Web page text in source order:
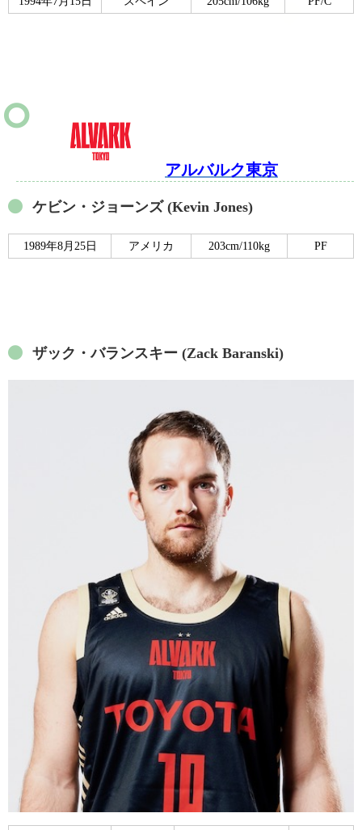
アルバルク東京
ケビン・ジョーンズ (Kevin Jones)
1989年8月25日 アメリカ 203cm/110kg PF
ザック・バランスキー (Zack Baranski)